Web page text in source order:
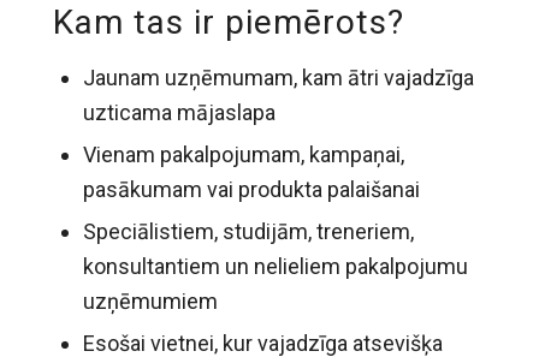
Kam tas ir piemērots?
Jaunam uzņēmumam, kam ātri vajadzīga
uzticama mājaslapa
Vienam pakalpojumam, kampaņai,
pasākumam vai produkta palaišanai
Speciālistiem, studijām, treneriem,
konsultantiem un nelieliem pakalpojumu
uzņēmumiem
Esošai vietnei, kur vajadzīga atsevišķa